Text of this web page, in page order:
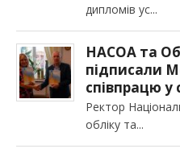
дипломів ус
НАСОА та
підписали
співпрацю у
Ректор
обліку та